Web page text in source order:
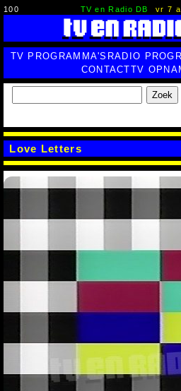
100 TV en Radio DB vr 7
TV PROGRAMMA'S RADIO
CONTACTTV
Zoek
Love Letters